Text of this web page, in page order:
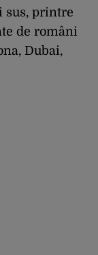
sus, printre
de români
Dubai,